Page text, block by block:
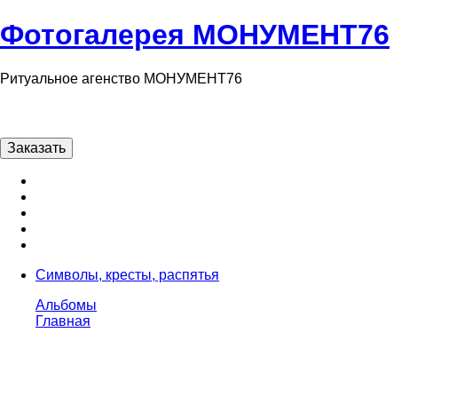
Фотогалерея МОНУМЕНТ76
Ритуальное агенство МОНУМЕНТ76
Заказать
Символы, кресты, распятья
Альбомы
Главная